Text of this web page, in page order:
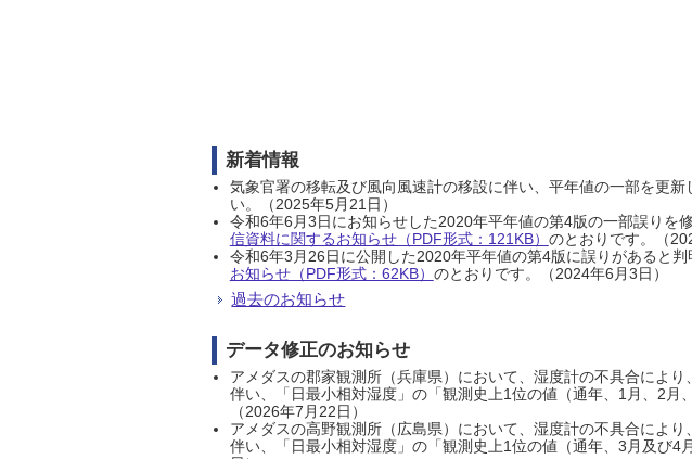
新着情報
気象官署の移転及び風向風速計の移設に伴い、平年値の一部を更新
い。（2025年5月21日）
令和6年6月3日にお知らせした2020年平年値の第4版の一部誤りを
信資料に関するお知らせ（PDF形式：121KB） のとおりです。（
令和6年3月26日に公開した2020年平年値の第4版に誤りがあると
お知らせ（PDF形式：62KB） のとおりです。（2024年6月3日）
過去のお知らせ
データ修正のお知らせ
アメダスの郡家観測所（兵庫県）において、湿度計の不具合によ
伴い、「日最小相対湿度」の「観測史上1位の値（通年、1月、2月
（2026年7月22日）
アメダスの高野観測所（広島県）において、湿度計の不具合によ
伴い、「日最小相対湿度」の「観測史上1位の値（通年、3月及び